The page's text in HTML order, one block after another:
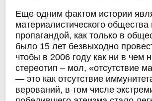
Еще одним фактом истории
материалистического общества
пропагандой, как только в
было 15 лет безвыходно
чтобы в 2006 году как ни в чем
стереотип – мол, «отсутствие
— это как отсутствие
верований, в том числе